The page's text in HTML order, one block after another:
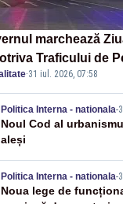
marchează
Traficului de
Victoria, iluminat
·31 iul. 2026, 07:58
Politica Interna - nationala-
Noul Cod al
aleși
Politica Interna - nationala-
Noua lege de